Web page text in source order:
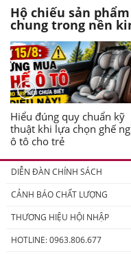
Hộ chiếu sản
chung trong nền
Hiểu đúng quy chuẩn kỹ
thuật khi lựa chọn ghế
ô tô cho trẻ
DIỄN ĐÀN CHÍNH SÁCH
CẢNH BÁO CHẤT LƯỢNG
THƯƠNG HIỆU HỘI NHẬP
HOTLINE: 0963.806.677